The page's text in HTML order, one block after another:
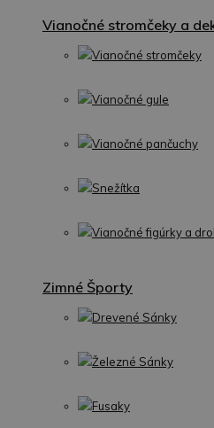
Vianočné stromčeky a
Vianočné stromčeky
Vianočné gule
Vianočné pančuchy
Snežítka
Vianočné figúrky a
Zimné Športy
Drevené Sánky
Železné Sánky
Fusaky